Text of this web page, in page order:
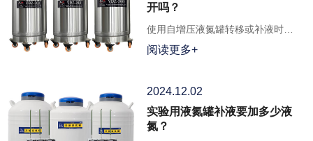
开吗？
使用自增压液氮罐转移或补液时，
要关闭放空阀
阅读更多+
2024.12.02
实验用液氮罐补液要加多少液
氮？